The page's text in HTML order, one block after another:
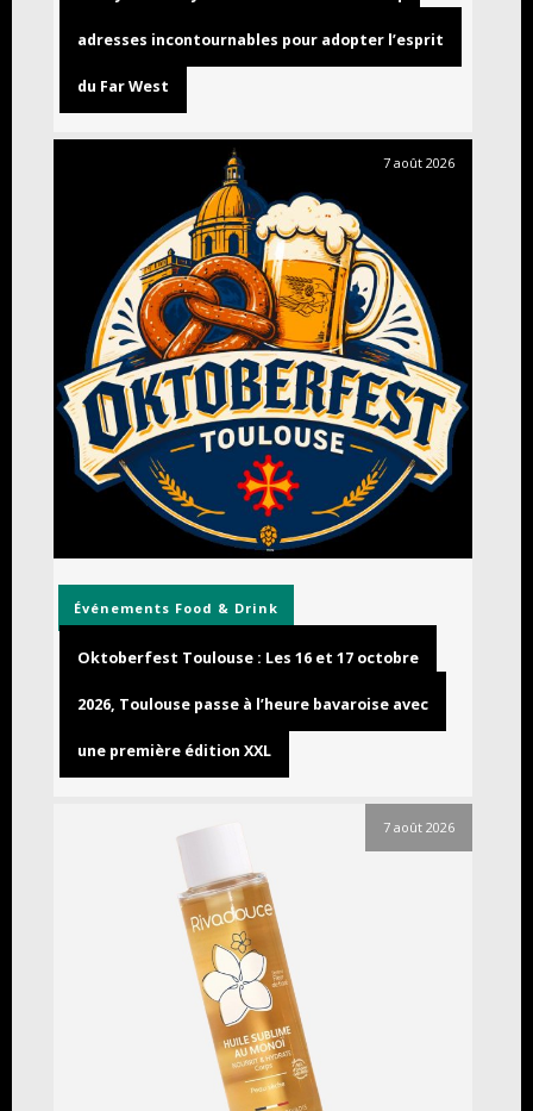
adresses incontournables pour adopter l’esprit
du Far West
7 août 2026
Événements Food & Drink
Oktoberfest Toulouse : Les 16 et 17 octobre
2026, Toulouse passe à l’heure bavaroise avec
une première édition XXL
7 août 2026